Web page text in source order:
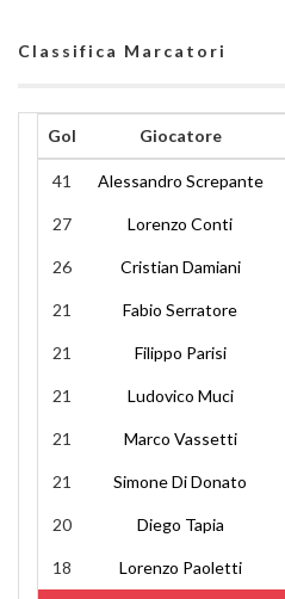
Classifica Marcatori
Gol Giocatore
41 Alessandro Screpante
27 Lorenzo Conti
26 Cristian Damiani
21 Fabio Serratore
21 Filippo Parisi
21 Ludovico Muci
21 Marco Vassetti
21 Simone Di Donato
20 Diego Tapia
18 Lorenzo Paoletti